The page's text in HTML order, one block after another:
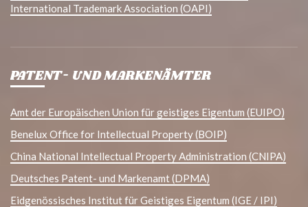
International Trademark Association (OAPI)
PATENT- UND MARKENÄMTER
Amt der Europäischen Union für geistiges Eigentum (EUIPO)
Benelux Office for Intellectual Property (BOIP)
China National Intellectual Property Administration (CNIPA)
Deutsches Patent- und Markenamt (DPMA)
Eidgenössisches Institut für Geistiges Eigentum (IGE / IPI)